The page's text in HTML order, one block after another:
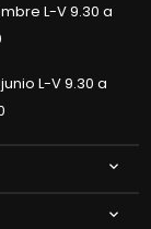
L-V 9.30 a
L-V 9.30 a

